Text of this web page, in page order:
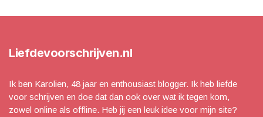
Liefdevoorschrijven.nl
Ik ben Karolien, 48 jaar en enthousiast blogger. Ik heb liefde
voor schrijven en doe dat dan ook over wat ik tegen kom,
zowel online als offline. Heb jij een leuk idee voor mijn site?